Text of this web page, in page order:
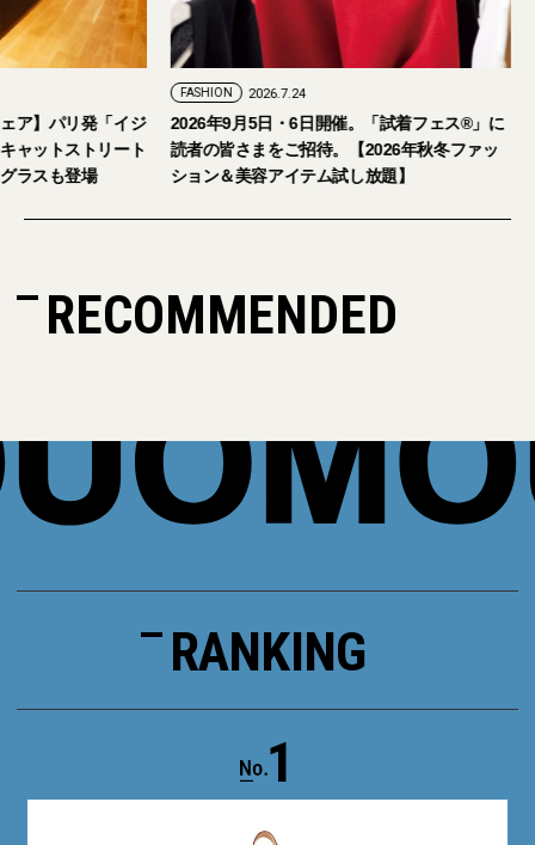
ア】パリ発「イジ
ャットストリート
ラスも登場
FASHION 2026.7.24
2026年9月5日・6日開催。「試着フェス®︎」に
読者の皆さまをご招待。【2026年秋冬ファッ
ション＆美容アイテム試し放題】
RECOMMENDED
RANKING
1